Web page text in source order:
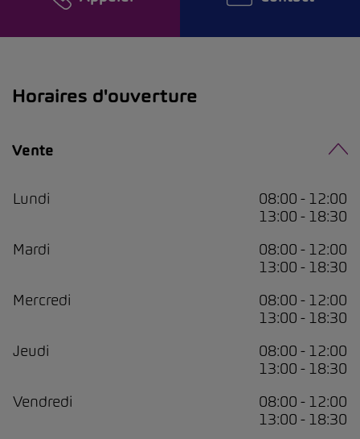
Horaires d'ouverture
Vente
Lundi
08:00 - 12:00
13:00 - 18:30
Mardi
08:00 - 12:00
13:00 - 18:30
Mercredi
08:00 - 12:00
13:00 - 18:30
Jeudi
08:00 - 12:00
13:00 - 18:30
Vendredi
08:00 - 12:00
13:00 - 18:30